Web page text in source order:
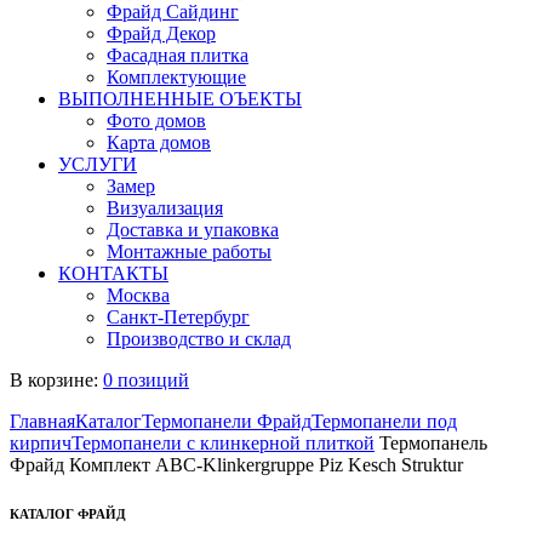
Фрайд Сайдинг
Фрайд Декор
Фасадная плитка
Комплектующие
ВЫПОЛНЕННЫЕ ОЪЕКТЫ
Фото домов
Карта домов
УСЛУГИ
Замер
Визуализация
Доставка и упаковка
Монтажные работы
КОНТАКТЫ
Москва
Санкт-Петербург
Производство и склад
В корзине: 0 позиций
ГлавнаяКаталогТермопанели ФрайдТермопанели под
кирпичТермопанели с клинкерной плиткой Термопанель
Фрайд Комплект ABC-Klinkergruppe Piz Kesch Struktur
КАТАЛОГ ФРАЙД